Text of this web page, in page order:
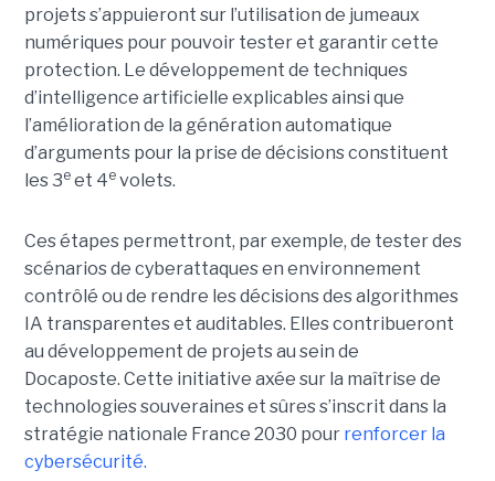
projets s’appuieront sur l’utilisation de jumeaux
numériques pour pouvoir tester et garantir cette
protection. Le développement de techniques
d’intelligence artificielle explicables ainsi que
l’amélioration de la génération automatique
d’arguments pour la prise de décisions constituent
les 3eet 4evolets.
Ces étapes permettront, par exemple, de tester des
scénarios de cyberattaques en environnement
contrôlé ou de rendre les décisions des algorithmes
IA transparentes et auditables. Elles contribueront
au développement de projets au sein de
Docaposte. Cette initiative axée sur la maîtrise de
technologies souveraines et sûres s’inscrit dans la
stratégie nationale France 2030 pour renforcer la
cybersécurité.